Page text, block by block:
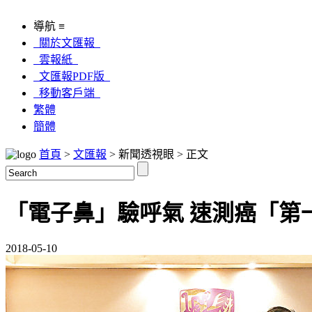
導航 ≡
關於文匯報
雲報紙
文匯報PDF版
移動客戶端
繁體
簡體
首頁 > 文匯報 > 新聞透視眼 > 正文
「電子鼻」驗呼氣 速測癌「第
2018-05-10